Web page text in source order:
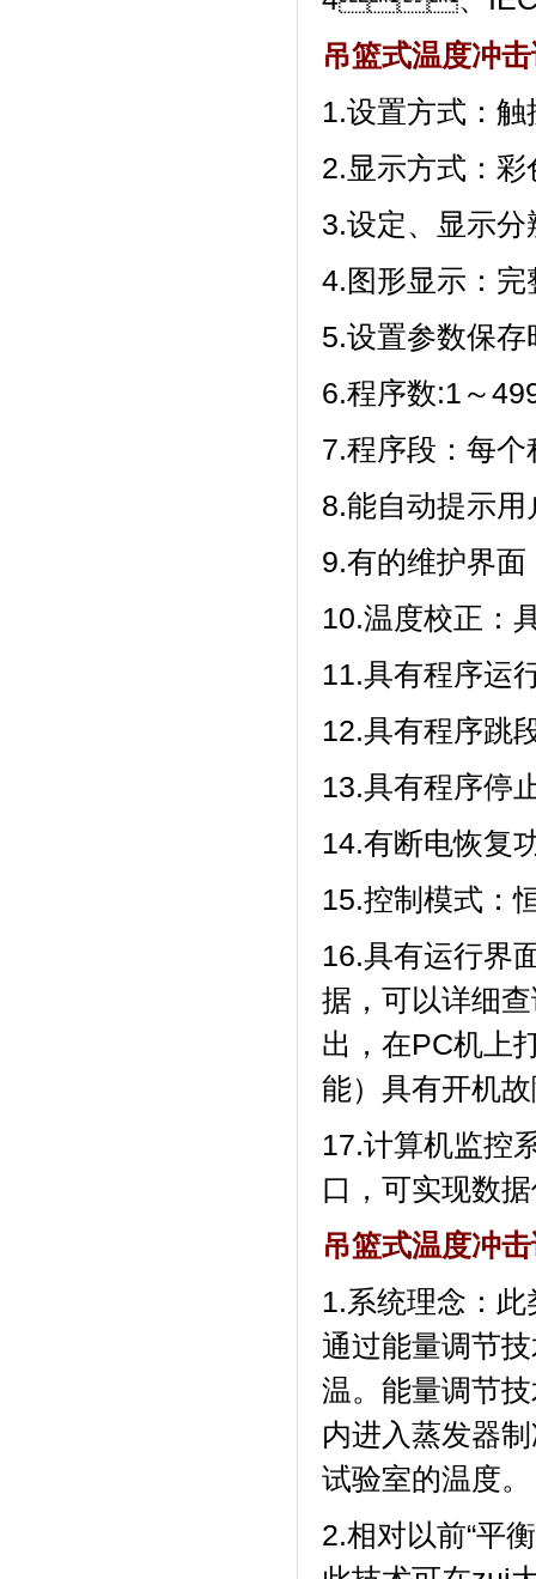
吊篮式温度冲
1.设置方式：触
2.显示方式：
3.设定、显示
4.图形显示：
5.设置参数保存
6.程序数:1～499
7.程序段：
8.能自动提示用户
9.有的维护界面
10.温度校正
11.具有程序运行
12.具有程序跳段
13.具有程序停止
14.有断电恢复功能
15.控制模式：恒
16.具有运行界面
据，可以详
出，在PC机
能）具有开机故
17.计算机监控
口，可实现数
吊篮式温度冲
1.系统理念
通过能量调节
温。能量调
内进入蒸发器制
试验室的温度。
2.相对以前“平衡